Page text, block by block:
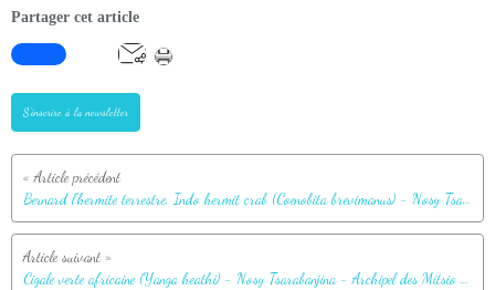
Partager cet article
S'inscrire à la newsletter
Bernard l'hermite terrestre, Indo hermit crab (Coenobita brevimanus) - Nosy Tsarabanjina - Archipel des Mitsio - Madagascar
Cigale verte africaine (Yanga heathi) - Nosy Tsarabanjina - Archipel des Mitsio - Madagascar